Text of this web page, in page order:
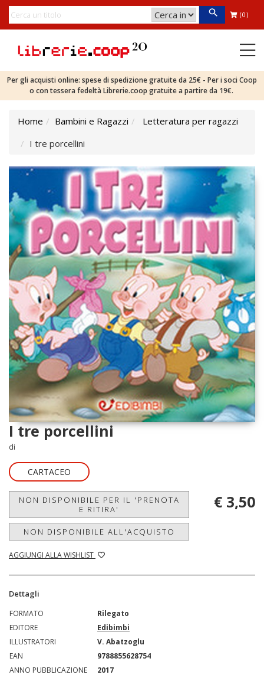
(0)
Per gli acquisti online: spese di spedizione gratuite da 25€ - Per i soci Coop
o con tessera fedeltà Librerie.coop gratuite a partire da 19€.
Home Bambini e Ragazzi
Letteratura per ragazzi
I tre porcellini
I tre porcellini
di
CARTACEO
NON DISPONIBILE PER IL 'PRENOTA
E RITIRA'
NON DISPONIBILE ALL'ACQUISTO
AGGIUNGI ALLA WISHLIST
€ 3,50
Dettagli
FORMATO
Rilegato
EDITORE
Edibimbi
ILLUSTRATORI
V. Abatzoglu
EAN
9788855628754
ANNO PUBBLICAZIONE
2017